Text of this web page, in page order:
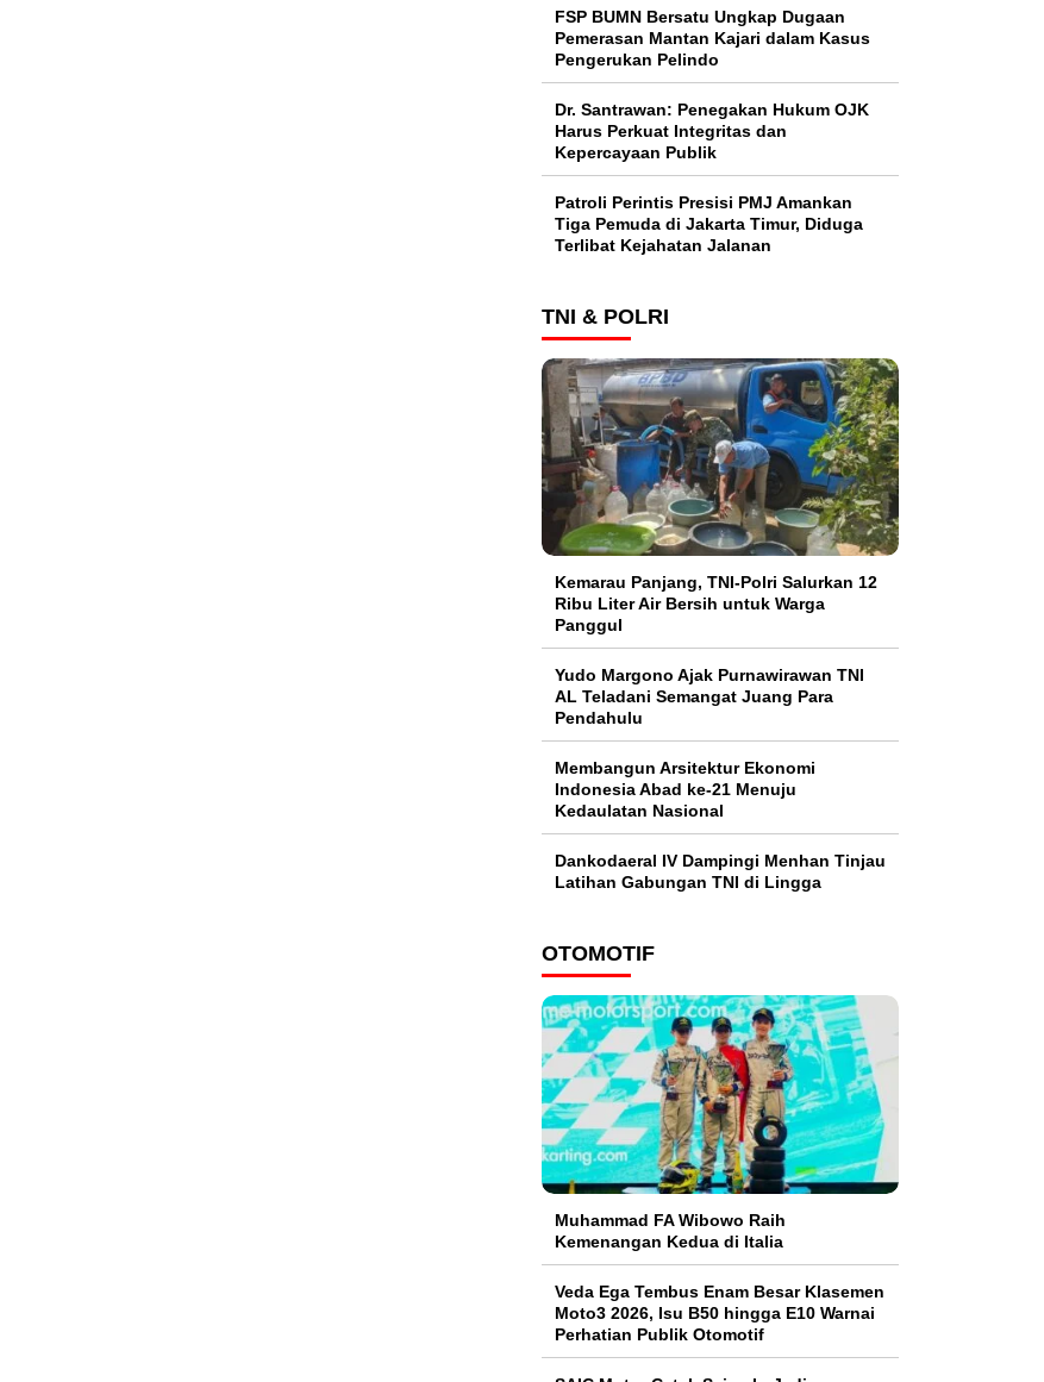
FSP BUMN Bersatu Ungkap Dugaan
Pemerasan Mantan Kajari dalam Kasus
Pengerukan Pelindo
Dr. Santrawan: Penegakan Hukum OJK
Harus Perkuat Integritas dan
Kepercayaan Publik
Patroli Perintis Presisi PMJ Amankan
Tiga Pemuda di Jakarta Timur, Diduga
Terlibat Kejahatan Jalanan
TNI & POLRI
Kemarau Panjang, TNI-Polri Salurkan 12
Ribu Liter Air Bersih untuk Warga
Panggul
Yudo Margono Ajak Purnawirawan TNI
AL Teladani Semangat Juang Para
Pendahulu
Membangun Arsitektur Ekonomi
Indonesia Abad ke-21 Menuju
Kedaulatan Nasional
Dankodaeral IV Dampingi Menhan Tinjau
Latihan Gabungan TNI di Lingga
OTOMOTIF
Muhammad FA Wibowo Raih
Kemenangan Kedua di Italia
Veda Ega Tembus Enam Besar Klasemen
Moto3 2026, Isu B50 hingga E10 Warnai
Perhatian Publik Otomotif